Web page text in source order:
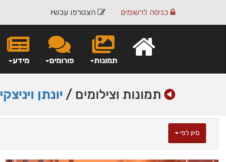
הצטרפו עכשיו כניסה לרשומים
מידע פורומים תמונות
תמונות וצילומים / יונתן ויניצקי
מיון לפי